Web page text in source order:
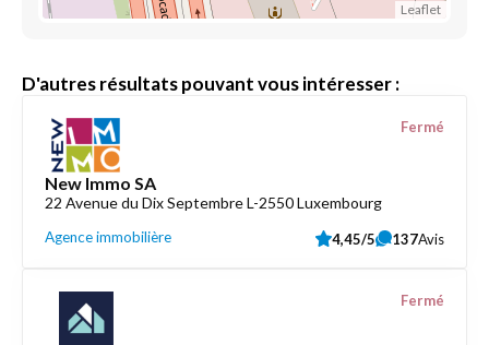
Leaflet
D'autres résultats pouvant vous intéresser :
New Immo SA
22 Avenue du Dix Septembre L-2550 Luxembourg
Agence immobilière
Fermé
4,45/5 137Avis
Fermé